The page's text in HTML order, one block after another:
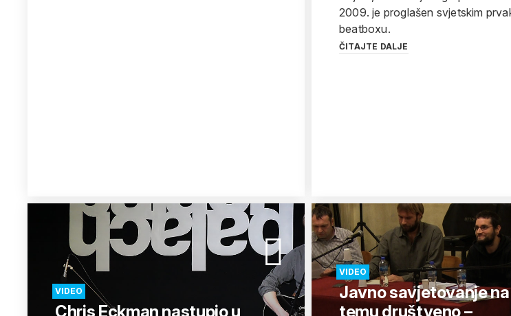
2009. je proglašen svjetskim
beatboxu.
ČITAJTE DALJE
VIDEO
Chris Eckman nastupio u
VIDEO
Javno savjetovanje na
temu društveno –